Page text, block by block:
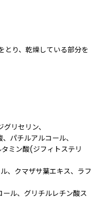
とり、乾燥している部分を
リセリン、
パチルアルコール、
ミン酸(ジフィトステリ
、クマザサ葉エキス、ラフ
ル、グリチルレチン酸ス